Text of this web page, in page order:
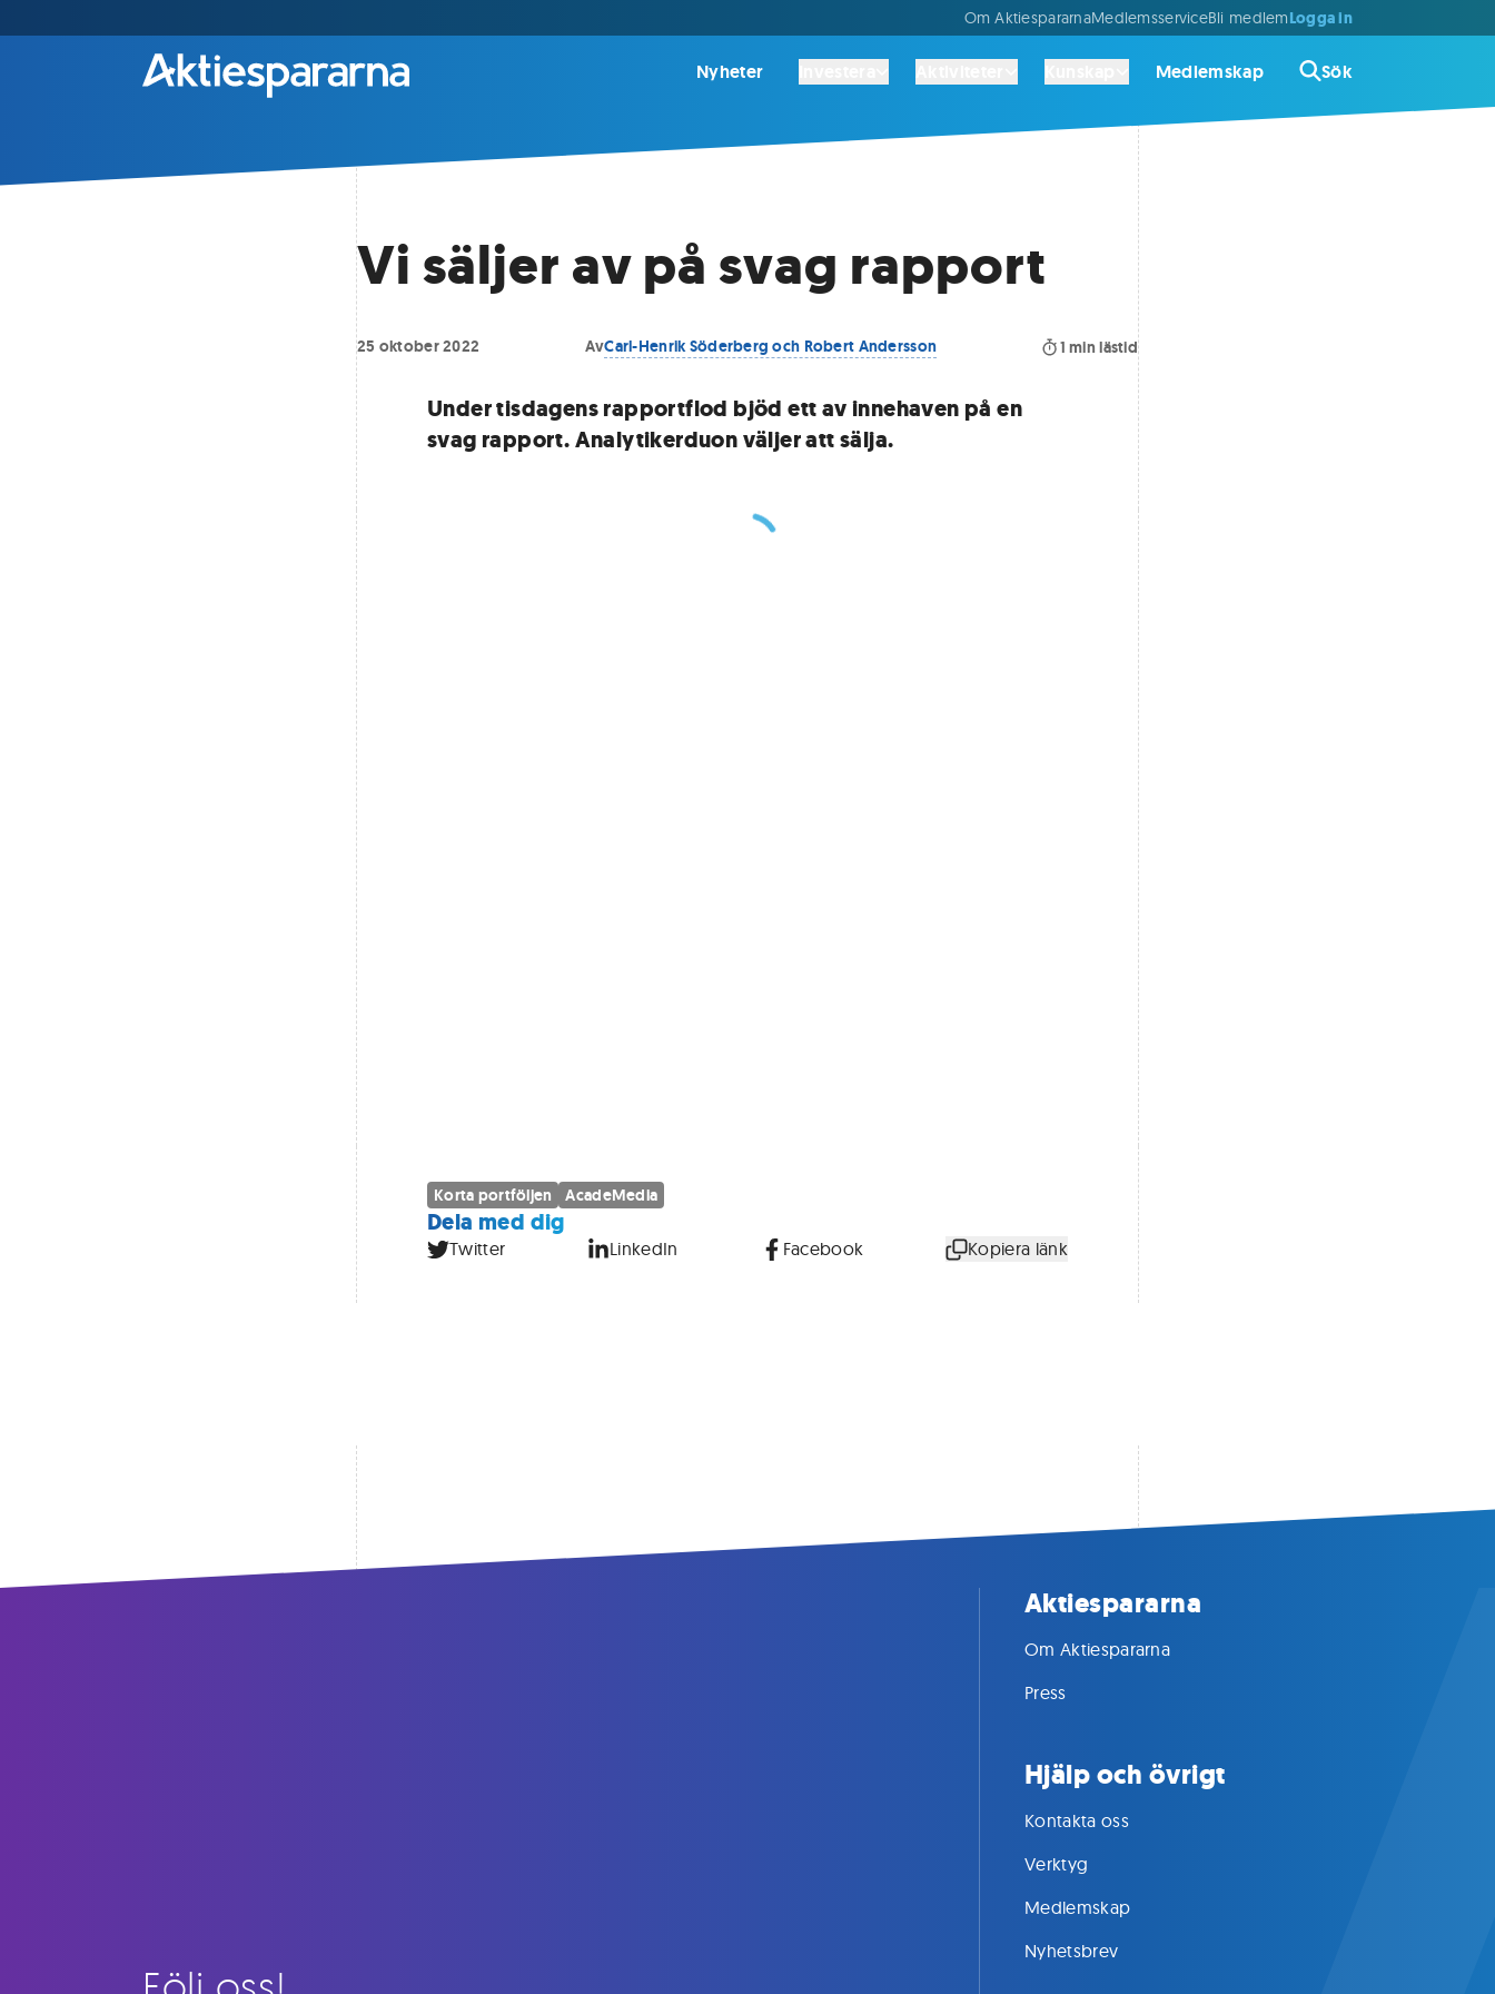
Om AktiespararnaMedlemsserviceBli medlemLogga in
Nyheter Medlemskap Sök
Vi säljer av på svag rapport
25 oktober 2022 AvCarl-Henrik Söderberg och Robert Andersson 1 min lästid
Under tisdagens rapportflod bjöd ett av innehaven på en
svag rapport. Analytikerduon väljer att sälja.
Korta portföljen AcadeMedia
Dela med dig
Twitter LinkedIn Facebook Kopiera länk
Aktiespararna
Om Aktiespararna
Press
Hjälp och övrigt
Kontakta oss
Verktyg
Medlemskap
Nyhetsbrev